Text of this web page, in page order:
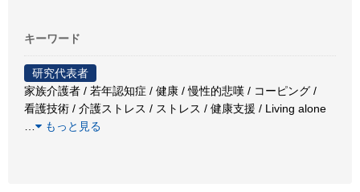
キーワード
研究代表者
家族介護者 / 若年認知症 / 健康 / 慢性的悲嘆 / コーピング /
看護技術 / 介護ストレス / ストレス / 健康支援 / Living alone
もっと見る